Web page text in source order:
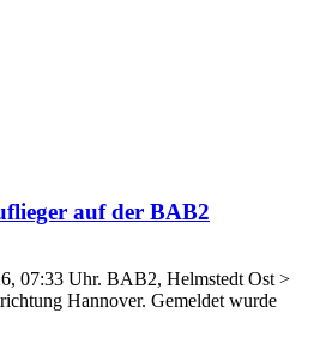
auf der BAB2
07:33 Uhr. BAB2, Helmstedt Ost >
Hannover. Gemeldet wurde